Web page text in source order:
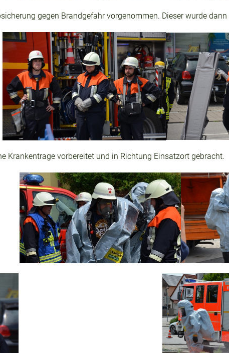
gegen Brandgefahr vorgenommen. Dieser wurde
Krankentrage vorbereitet und in Richtung Einsatzort gebracht.